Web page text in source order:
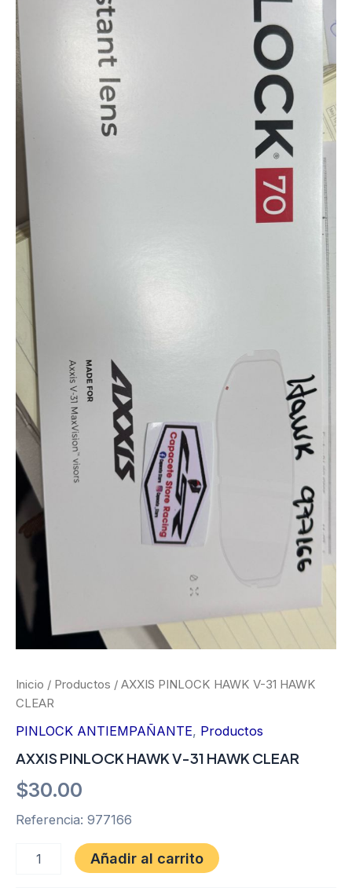
Inicio / Productos / AXXIS PINLOCK HAWK V-31 HAWK
CLEAR
PINLOCK ANTIEMPAÑANTE, Productos
AXXIS PINLOCK HAWK V-31 HAWK CLEAR
$30.00
Referencia: 977166
Añadir al carrito